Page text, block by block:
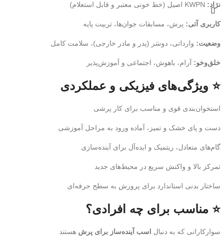
نژاد:
کاربری آتی: پرش، مسابقات جوان‌ها، تربیت پایه
وضعیت: وارداتی، دوسَر (پدر و مادر خارجی)، سلامت کامل
خلق‌وخو: آرام، باهوش، اجتماعی و آموزش‌پذیر
⭐ ویژگی‌های فیزیکی و عملکردی
استخوان‌بندی قوی و مناسب برای کار پرشی
دست و پای خشک و تمیز، آماده ورود به مراحل آموزشی
گام‌های متعادل، ریتمیک و ایده‌آل برای آینده‌سازی
تمرکز بالا و واکنش سریع در محیط‌های جدید
ساختار بدنی استاندارد برای پرورش به سطح حرفه‌ای
⭐ مناسب برای چه افرادی؟
سوارکارانی که به دنبال اسب آینده‌ساز برای پرش هستند